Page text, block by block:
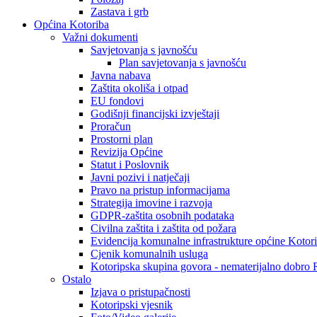
Zastava i grb
Općina Kotoriba
Važni dokumenti
Savjetovanja s javnošću
Plan savjetovanja s javnošću
Javna nabava
Zaštita okoliša i otpad
EU fondovi
Godišnji financijski izvještaji
Proračun
Prostorni plan
Revizija Općine
Statut i Poslovnik
Javni pozivi i natječaji
Pravo na pristup informacijama
Strategija imovine i razvoja
GDPR-zaštita osobnih podataka
Civilna zaštita i zaštita od požara
Evidencija komunalne infrastrukture općine
Cjenik komunalnih usluga
Kotoripska skupina govora - nematerijalno dobro
Ostalo
Izjava o pristupačnosti
Kotoripski vjesnik